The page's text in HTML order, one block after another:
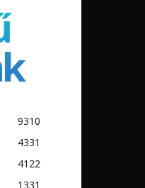
9310
4331
4122
1331